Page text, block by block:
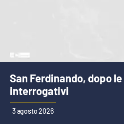
San Ferdinando, dopo
interrogativi
3 agosto 2026